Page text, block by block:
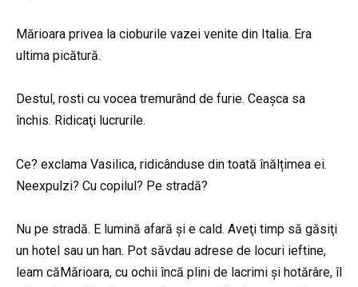
Mărioara privea la cioburile vazei venite din Italia. Era
ultima picătură.
Destul, rosti cu vocea tremurând de furie. Ceașca sa
închis. Ridicaţi lucrurile.
Ce? exclama Vasilica, ridicânduse din toată înălțimea ei.
Neexpulzi? Cu copilul? Pe stradă?
Nu pe stradă. E lumină afară și e cald. Aveţi timp să găsiţi
un hotel sau un han. Pot săvdau adrese de locuri ieftine,
leam căMărioara, cu ochii încă plini de lacrimi și hotărâre, îl